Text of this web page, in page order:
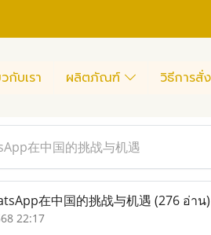
กับเรา ผลิตภัณฑ์ วิธีการสั่
在中国的挑战与机遇
在中国的挑战与机遇 (276 อ่าน)
22:17